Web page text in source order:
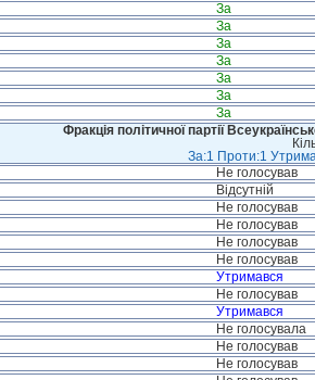
За
За
За
За
За
За
За
Фракція політичної партії
За:1 Проти:1
Не голосував
Відсутній
Не голосував
Не голосував
Не голосував
Не голосував
Утримався
Не голосував
Утримався
Не голосувала
Не голосував
Не голосував